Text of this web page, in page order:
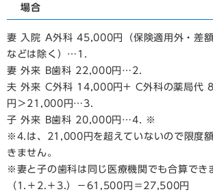
場合
妻 入院 A外科 45,000円（保険適用外・差
などは除く）…1.
妻 外来 B歯科 22,000円…2.
夫 外来 C外科 14,000円+ C外科の薬局代
円＞21,000円…3.
子 外来 B歯科 20,000円…4. ※
※4.は、21,000円を超えていないので限度
きません。
※妻と子の歯科は同じ医療機関でも合算でき
（1.＋2.＋3.）－61,500円＝27,500円